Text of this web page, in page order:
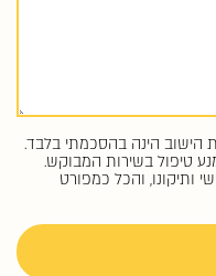
הישוב הינה בהסכמתי בלבד.
טיפול בשירות המבוקש.
ותיקונו, והכל כמפורט